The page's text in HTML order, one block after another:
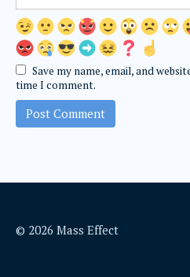
Save my name, email, and
time I comment.
© 2026 Mass Effect